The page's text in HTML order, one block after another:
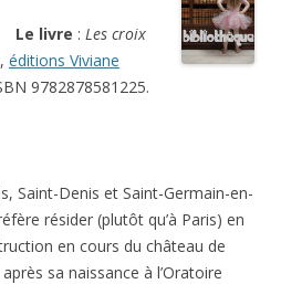
Le livre : Les croix
éditions Viviane
9782878581225.
Saint-Denis et Saint-Germain-en-
résider (plutôt qu’à Paris) en
en cours du château de
sa naissance à l’Oratoire